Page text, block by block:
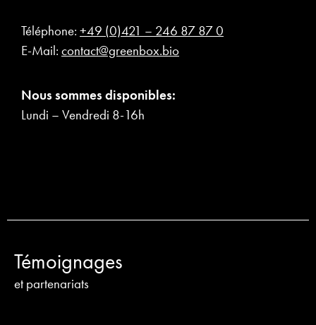
Téléphone: +49 (0)421 – 246 87 87 0
E-Mail: contact@greenbox.bio
Nous sommes disponibles:
Lundi – Vendredi 8-16h
Témoignages
et partenariats